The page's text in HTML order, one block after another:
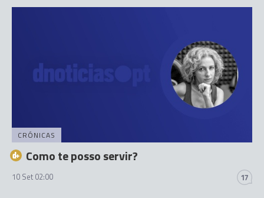
CRÓNICAS
Como te posso servir?
10 Set 02:00 17